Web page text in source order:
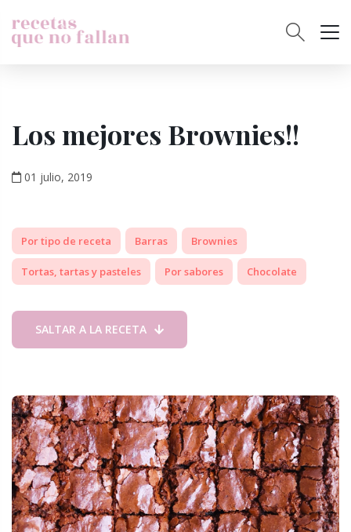
Los mejores Brownies!!
01 julio, 2019
Por tipo de receta Barras Brownies
Tortas, tartas y pasteles Por sabores Chocolate
SALTAR A LA RECETA